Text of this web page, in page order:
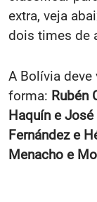
extra, veja
dois times de
A Bolívia
forma: Rubén
Haquín e
Fernández e
Menacho e